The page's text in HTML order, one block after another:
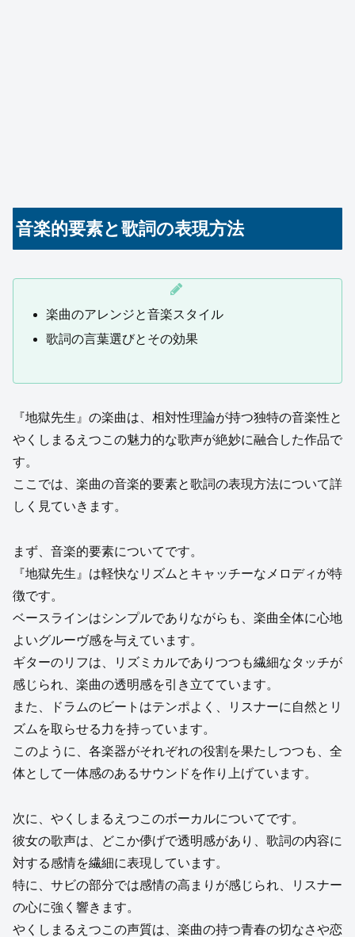
音楽的要素と歌詞の表現方法
楽曲のアレンジと音楽スタイル
歌詞の言葉選びとその効果
『地獄先生』の楽曲は、相対性理論が持つ独特の音楽性と
やくしまるえつこの魅力的な歌声が絶妙に融合した作品で
す。
ここでは、楽曲の音楽的要素と歌詞の表現方法について詳
しく見ていきます。
まず、音楽的要素についてです。
『地獄先生』は軽快なリズムとキャッチーなメロディが特
徴です。
ベースラインはシンプルでありながらも、楽曲全体に心地
よいグルーヴ感を与えています。
ギターのリフは、リズミカルでありつつも繊細なタッチが
感じられ、楽曲の透明感を引き立てています。
また、ドラムのビートはテンポよく、リスナーに自然とリ
ズムを取らせる力を持っています。
このように、各楽器がそれぞれの役割を果たしつつも、全
体として一体感のあるサウンドを作り上げています。
次に、やくしまるえつこのボーカルについてです。
彼女の歌声は、どこか儚げで透明感があり、歌詞の内容に
対する感情を繊細に表現しています。
特に、サビの部分では感情の高まりが感じられ、リスナー
の心に強く響きます。
やくしまるえつこの声質は、楽曲の持つ青春の切なさや恋